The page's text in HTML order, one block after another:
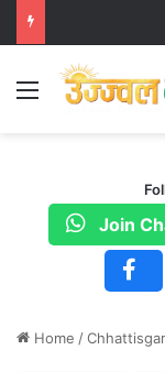
Menu
Join
Home /